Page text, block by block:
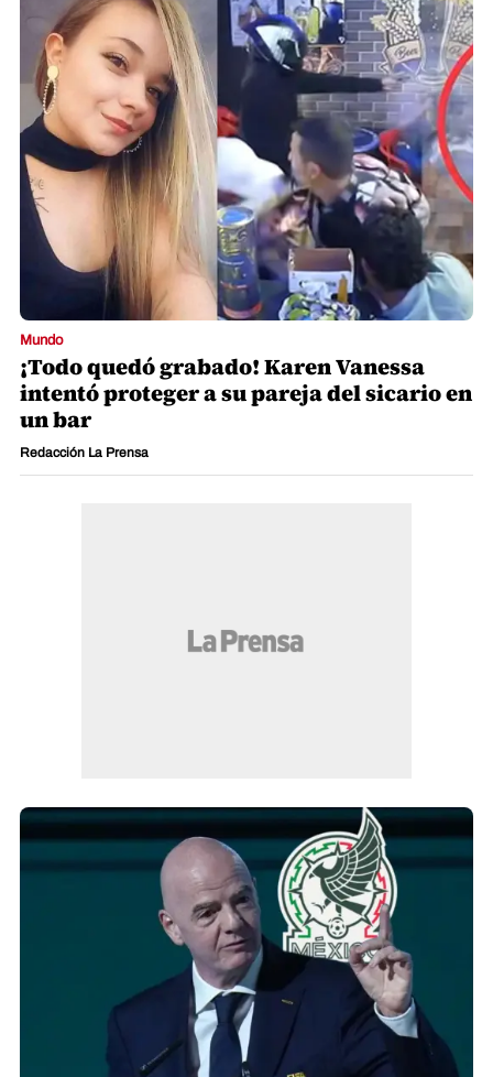
Mundo
¡Todo quedó grabado! Karen Vanessa
intentó proteger a su pareja del sicario en
un bar
Redacción La Prensa